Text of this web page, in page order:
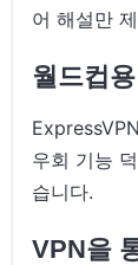
어 해설만
월드컵
우회 기능
습니다.
VPN을